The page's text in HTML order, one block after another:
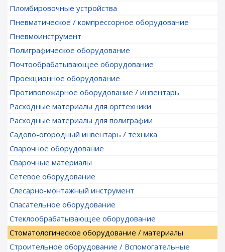
Пломбировочные устройства
Пневматическое / компрессорное оборудование
Пневмоинструмент
Полиграфическое оборудование
Почтообрабатывающее оборудование
Проекционное оборудование
Противопожарное оборудование / инвентарь
Расходные материалы для оргтехники
Расходные материалы для полиграфии
Садово-огородный инвентарь / техника
Сварочное оборудование
Сварочные материалы
Сетевое оборудование
Слесарно-монтажный инструмент
Спасательное оборудование
Стеклообрабатывающее оборудование
Стоматологическое оборудование / материалы
Строительное оборудование / Вспомогательные